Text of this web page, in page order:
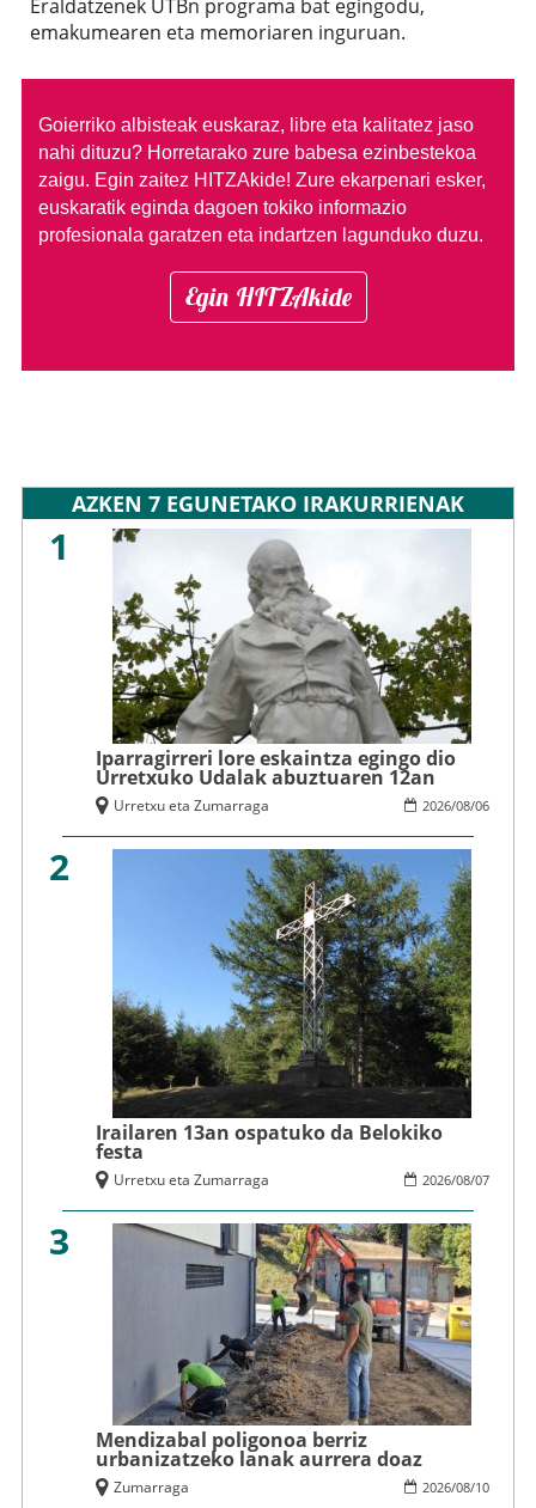
Eraldatzenek UTBn programa bat egingodu,
emakumearen eta memoriaren inguruan.
Goierriko albisteak euskaraz, libre eta kalitatez jaso
nahi dituzu? Horretarako zure babesa ezinbestekoa
zaigu. Egin zaitez HITZAkide! Zure ekarpenari esker,
euskaratik eginda dagoen tokiko informazio
profesionala garatzen eta indartzen lagunduko duzu.
Egin HITZAkide
AZKEN 7 EGUNETAKO IRAKURRIENAK
1
Iparragirreri lore eskaintza egingo dio
Urretxuko Udalak abuztuaren 12an
2026/08/06
Urretxu eta Zumarraga
2
Irailaren 13an ospatuko da Belokiko
festa
2026/08/07
Urretxu eta Zumarraga
3
Mendizabal poligonoa berriz
urbanizatzeko lanak aurrera doaz
2026/08/10
Zumarraga